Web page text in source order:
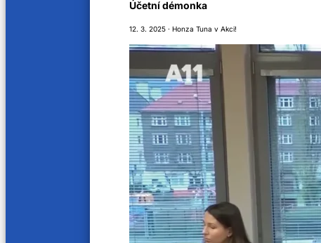
Účetní démonka
12. 3. 2025 · Honza Tuna v Akci!
Meziříčská
Jitka Večeřová·25. 1. 2023 ·0 komentář